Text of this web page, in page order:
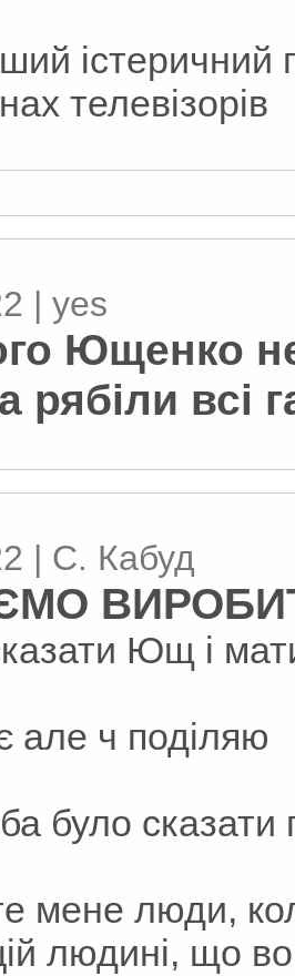
істеричний
телевізорів
| yes
Ющенко
рябіли всі
| С. Кабуд
Ющ і
але ч поділяю
було сказати
мене люди,
людині, що